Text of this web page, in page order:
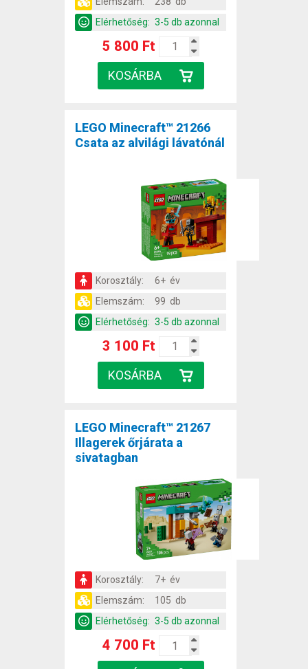
Elérhetőség: 3-5 db azonnal
5 800 Ft
LEGO Minecraft™ 21266
Csata az alvilági lávatónál
Korosztály:
6+ év
Elemszám:
99 db
Elérhetőség: 3-5 db azonnal
3 100 Ft
LEGO Minecraft™ 21267
Illagerek őrjárata a
sivatagban
Korosztály:
7+ év
Elemszám:
105 db
Elérhetőség: 3-5 db azonnal
4 700 Ft